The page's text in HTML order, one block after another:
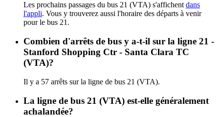
Les prochains passages du bus 21 (VTA) s'affichent dans
l'appli. Vous y trouverez aussi l'horaire des départs à venir
pour le bus 21.
Combien d'arrêts de bus y a-t-il sur la ligne 21 -
Stanford Shopping Ctr - Santa Clara TC
(VTA)?
Il y a 57 arrêts sur la ligne de bus 21 (VTA).
La ligne de bus 21 (VTA) est-elle généralement
achalandée?